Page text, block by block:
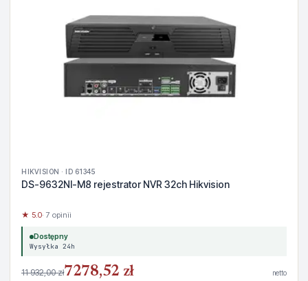
HIKVISION · ID 61345
DS-9632NI-M8 rejestrator NVR 32ch Hikvision
★ 5.0· 7 opinii
Dostępny
Wysyłka 24h
11 932,00 zł7278,52 zł netto